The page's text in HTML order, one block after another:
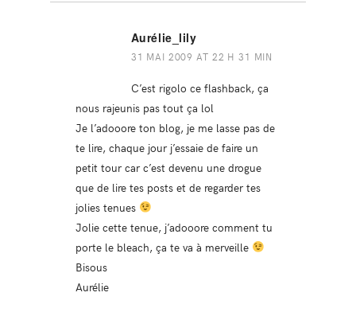
Aurélie_lily
31 MAI 2009 AT 22 H 31 MIN
C’est rigolo ce flashback, ça
nous rajeunis pas tout ça lol
Je l’adooore ton blog, je me lasse pas de
te lire, chaque jour j’essaie de faire un
petit tour car c’est devenu une drogue
que de lire tes posts et de regarder tes
jolies tenues
Jolie cette tenue, j’adooore comment tu
porte le bleach, ça te va à merveille
Bisous
Aurélie